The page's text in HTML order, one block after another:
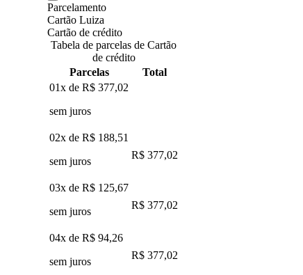
Parcelamento
Cartão Luiza
Cartão de crédito
Tabela de parcelas de Cartão
de crédito
Parcelas
Total
01x de R$ 377,02
sem juros
02x de R$ 188,51
sem juros
R$ 377,02
03x de R$ 125,67
sem juros
R$ 377,02
04x de R$ 94,26
sem juros
R$ 377,02